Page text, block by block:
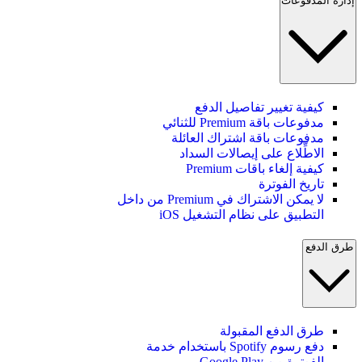
كيفية تغيير تفاصيل الدفع
مدفوعات باقة Premium للثنائي
مدفوعات باقة اشتراك العائلة
الاطِّلاع على إيصالات السداد
كيفية إلغاء باقات Premium
تاريخ الفوترة
لا يمكن الاشتراك في Premium من داخل
التطبيق على نظام التشغيل iOS
طرق الدفع
طرق الدفع المقبولة
دفع رسوم Spotify باستخدام خدمة